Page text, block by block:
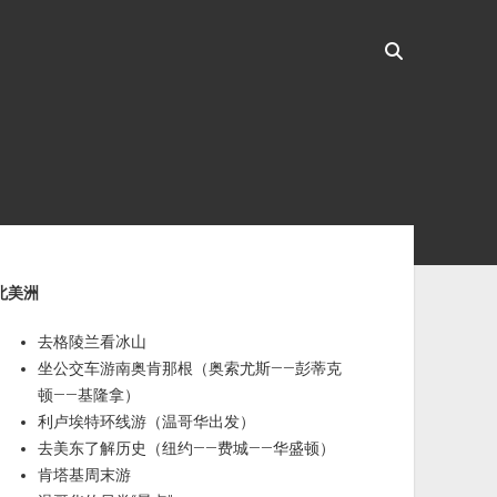
美洲
去格陵兰看冰山
坐公交车游南奥肯那根（奥索尤斯——彭蒂克
顿——基隆拿）
利卢埃特环线游（温哥华出发）
去美东了解历史（纽约——费城——华盛顿）
肯塔基周末游